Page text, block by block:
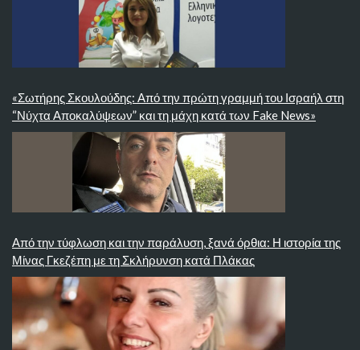
«Σωτήρης Σκουλούδης: Από την πρώτη γραμμή του Ισραήλ στη
“Νύχτα Αποκαλύψεων” και τη μάχη κατά των Fake News»
Από την τύφλωση και την παράλυση, ξανά όρθια: Η ιστορία της
Μίνας Γκεζέπη με τη Σκλήρυνση κατά Πλάκας